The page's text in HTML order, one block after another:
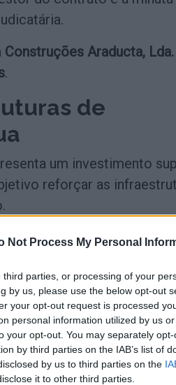
Not Process My Personal
parties, or processing of your
by us, please use the below opt-out
your opt-out request is processed
personal information utilized by us
your opt-out. You may separately
by third parties on the IAB’s list of
by us to third parties on the
it to other third parties.
Construções Araducta, Lda.
.
de
um investimento
reforçar as
ao
final.
aprovou também a
acompanhar a execução da
obrigações assumidas